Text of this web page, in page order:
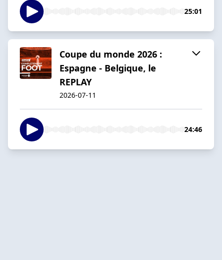
25:01
Coupe du monde 2026 :
Espagne - Belgique, le
REPLAY
2026-07-11
24:46